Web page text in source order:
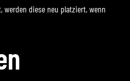
diese neu platziert, wenn